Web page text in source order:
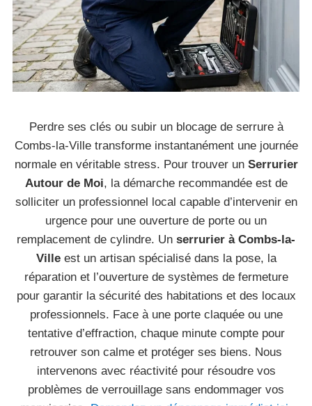
Perdre ses clés ou subir un blocage de serrure à
Combs-la-Ville transforme instantanément une journée
normale en véritable stress. Pour trouver un Serrurier
Autour de Moi, la démarche recommandée est de
solliciter un professionnel local capable d’intervenir en
urgence pour une ouverture de porte ou un
remplacement de cylindre. Un serrurier à Combs-la-
Villeest un artisan spécialisé dans la pose, la
réparation et l’ouverture de systèmes de fermeture
pour garantir la sécurité des habitations et des locaux
professionnels. Face à une porte claquée ou une
tentative d’effraction, chaque minute compte pour
retrouver son calme et protéger ses biens. Nous
intervenons avec réactivité pour résoudre vos
problèmes de verrouillage sans endommager vos